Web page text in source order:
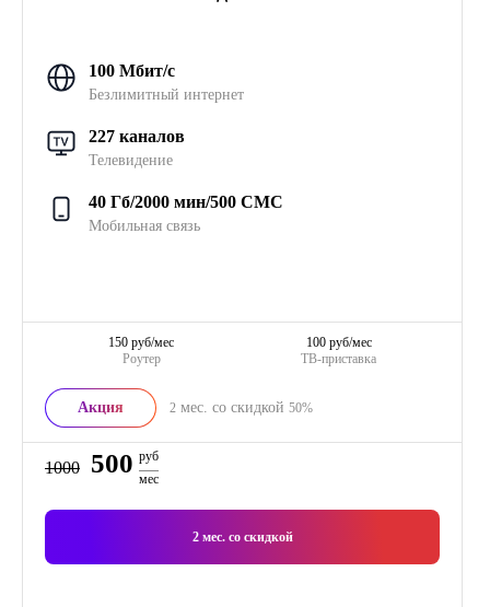
100 Мбит/с
Безлимитный интернет
227 каналов
Телевидение
40 Гб/2000 мин/500 СМС
Мобильная связь
Роутер
150 руб/мес
ТВ-приставка
100 руб/мес
Акция 2 мес. со скидкой 50%
1000 500 руб
мес
2мес. со скидкой